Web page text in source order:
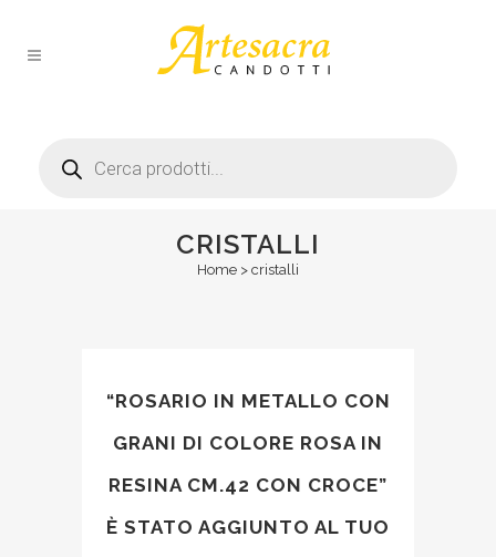
search
CRISTALLI
Home > cristalli
“ROSARIO IN METALLO CON
GRANI DI COLORE ROSA IN
RESINA CM.42 CON CROCE”
È STATO AGGIUNTO AL TUO